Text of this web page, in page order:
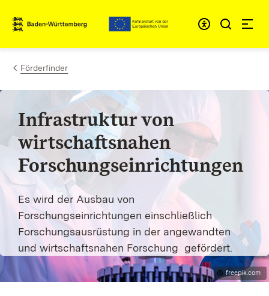
Zum Inhalt springen
Link zur Startseite
Förderfinder
Infrastruktur von
wirtschaftsnahen
Forschungseinrichtungen
Es wird der Ausbau von
Forschungseinrichtungen einschließlich
Forschungsausrüstung in der angewandten
und wirtschaftsnahen Forschung gefördert.
freepik.com